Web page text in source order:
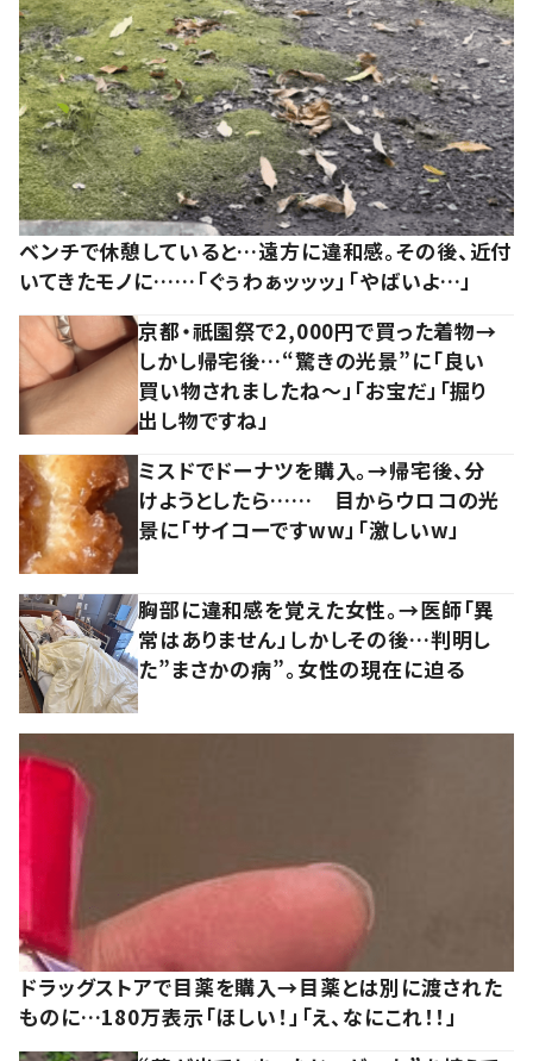
ベンチで休憩していると…遠方に違和感。その後、近付
いてきたモノに……「ぐぅわぁッッッ」「やばいよ…」
京都・祇園祭で2,000円で買った着物→
しかし帰宅後…“驚きの光景”に「良い
買い物されましたね～」「お宝だ」「掘り
出し物ですね」
ミスドでドーナツを購入。→帰宅後、分
けようとしたら…… 目からウロコの光
景に「サイコーですww」「激しいw」
胸部に違和感を覚えた女性。→医師「異
常はありません」しかしその後…判明し
た”まさかの病”。女性の現在に迫る
ドラッグストアで目薬を購入→目薬とは別に渡された
ものに…180万表示「ほしい！」「え、なにこれ！！」